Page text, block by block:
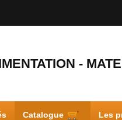
-
Catalogue Les